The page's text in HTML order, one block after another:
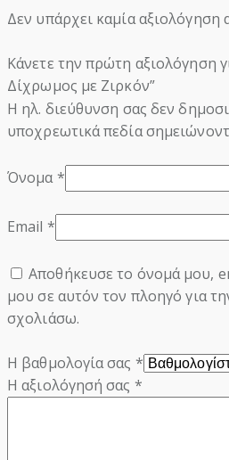
Δεν υπάρχει καμία αξιολόγηση
Κάνετε την πρώτη αξιολόγηση
Δίχρωμος με Ζιρκόν”
Η ηλ. διεύθυνση σας δεν
υποχρεωτικά πεδία
Όνομα*
Email *
Αποθήκευσε το όνομά μου,
μου σε αυτόν τον πλοηγό για
σχολιάσω.
Η βαθμολογία σας *
Η αξιολόγησή σας *